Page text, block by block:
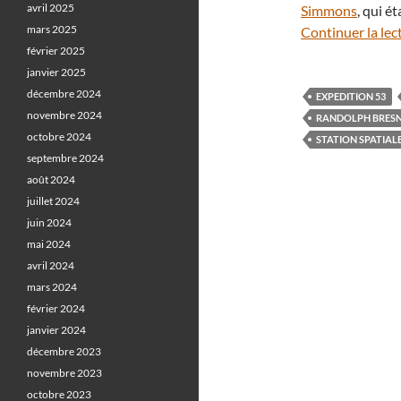
Simmons, qui
Continuer la
EXPEDITION 53
RANDOLPH
STATION
avril 2025
mars 2025
février 2025
janvier 2025
décembre 2024
novembre 2024
octobre 2024
septembre 2024
août 2024
juillet 2024
juin 2024
mai 2024
avril 2024
mars 2024
février 2024
janvier 2024
décembre 2023
novembre 2023
octobre 2023